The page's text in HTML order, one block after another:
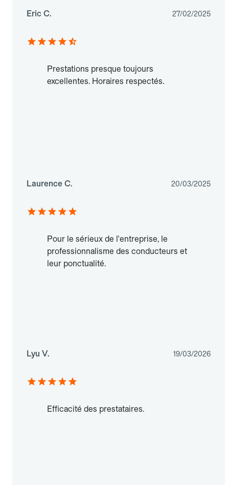
Eric C. 27/02/2025
Prestations presque toujours
excellentes. Horaires respectés.
Laurence C. 20/03/2025
Pour le sérieux de l'entreprise, le
professionnalisme des conducteurs et
leur ponctualité.
Lyu V. 19/03/2026
Efficacité des prestataires.